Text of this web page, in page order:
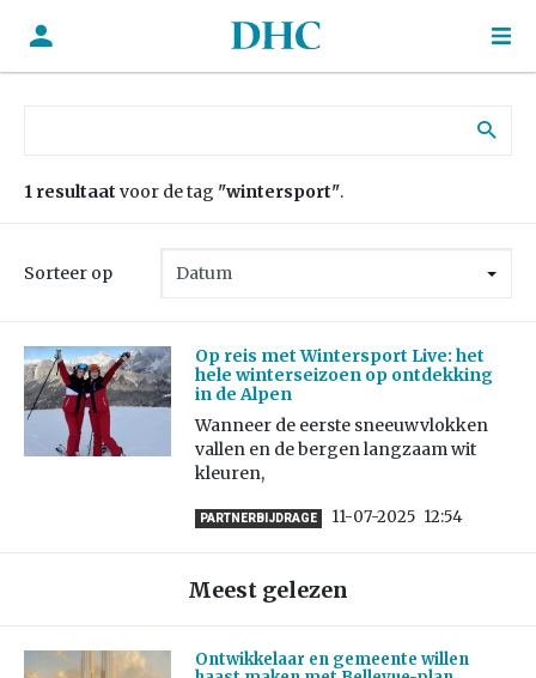
1 resultaat voor de tag "wintersport".
Sorteer op
Op reis met Wintersport Live: het
hele winterseizoen op ontdekking
in de Alpen
Wanneer de eerste sneeuwvlokken
vallen en de bergen langzaam wit
kleuren,
PARTNERBIJDRAGE 11-07-2025 12:54
Meest gelezen
Ontwikkelaar en gemeente willen